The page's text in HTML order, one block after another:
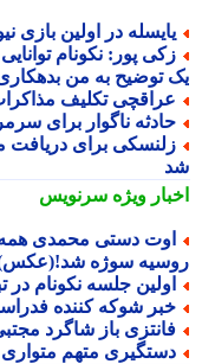
در اولین بازی
پور: نکونام توانایی
توضیح به من بدهکاری
تکلیف مذاکرات
ناگوار برای
برای دریافت
ویژهسرنویس
دستی محمدی همه را
سوژه شد!(عکس)
جلسه نکونام در
شوکه کننده فدراسیون
باز شاگرد مجتبی
متهم متواری